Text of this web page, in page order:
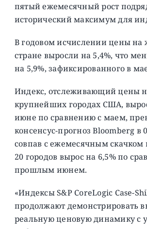
пятый ежемесячный рост
исторический максимум для
В годовом исчислении цены на
стране выросли на 5,4%, что
на 5,9%, зафиксированного в
Индекс, отслеживающий цены
крупнейших городах США,
июне по сравнению с маем,
консенсус-прогноз Bloomberg в
совпав с ежемесячным скачком
20 городов вырос на 6,5% по
прошлым июнем.
«Индексы S&P CoreLogic Case-
продолжают демонстрировать
реальную ценовую динамику с